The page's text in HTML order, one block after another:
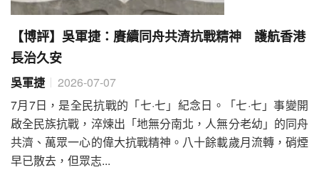
【博評】吳軍捷：賡續同舟共濟抗戰精神 護航香港
長治久安
吳軍捷
2026-07-07
7月7日，是全民抗戰的「七·七」紀念日。「七·七」事變開
啟全民族抗戰，淬煉出「地無分南北，人無分老幼」的同舟
共濟、萬眾一心的偉大抗戰精神。八十餘載歲月流轉，硝煙
早已散去，但眾志...